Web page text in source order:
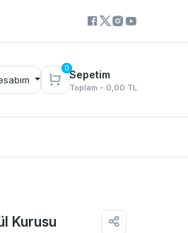
0
Sepetim
Toplam - 0,00 TL
Kurusu